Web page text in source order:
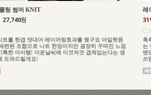
링 썸머 KNIT
27,740원
트를 한겹 덧대어 레이어링효과를 줬구요 아일렛원
련된 조합으로 니트 한장이지만 굉장히 꾸며진 느낌
특한 아이템! 더운날씨에 이것저것 겹쳐입는다는 생
도와드릴게요!
레
촉
는
밴
쓰